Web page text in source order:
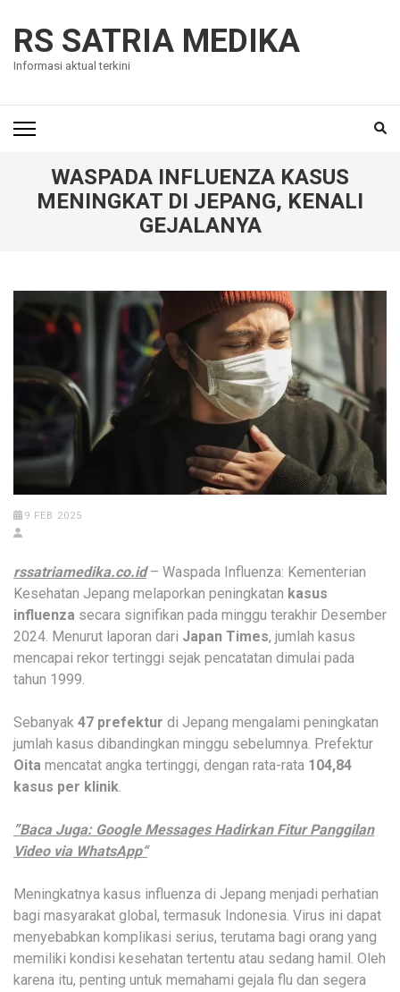
content
(Press
RS SATRIA MEDIKA
Informasi aktual terkini
WASPADA INFLUENZA KASUS
MENINGKAT DI JEPANG, KENALI
GEJALANYA
9 FEB 2025
rssatriamedika.co.id– Waspada Influenza: Kementerian
Kesehatan Jepang melaporkan peningkatan kasus
influenza secara signifikan pada minggu terakhir Desember
2024. Menurut laporan dari Japan Times, jumlah kasus
mencapai rekor tertinggi sejak pencatatan dimulai pada
tahun 1999.
Sebanyak 47 prefektur di Jepang mengalami peningkatan
jumlah kasus dibandingkan minggu sebelumnya. Prefektur
Oita mencatat angka tertinggi, dengan rata-rata 104,84
kasus per klinik.
”Baca Juga: Google Messages Hadirkan Fitur Panggilan
Video via WhatsApp“
Meningkatnya kasus influenza di Jepang menjadi perhatian
bagi masyarakat global, termasuk Indonesia. Virus ini dapat
menyebabkan komplikasi serius, terutama bagi orang yang
memiliki kondisi kesehatan tertentu atau sedang hamil. Oleh
karena itu, penting untuk memahami gejala flu dan segera